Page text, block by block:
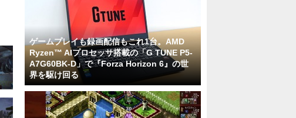
ゲームプレイも録画配信もこれ1台。AMD
Ryzen™ AIプロセッサ搭載の「G TUNE P5-
A7G60BK-D」で『Forza Horizon 6』の世
界を駆け回る